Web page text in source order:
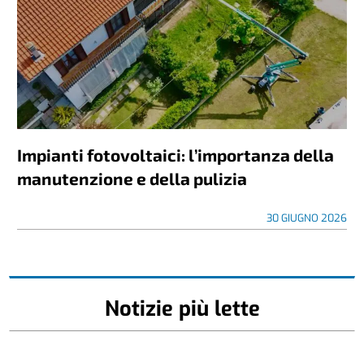
Impianti fotovoltaici: l’importanza della
manutenzione e della pulizia
30 GIUGNO 2026
Notizie più lette